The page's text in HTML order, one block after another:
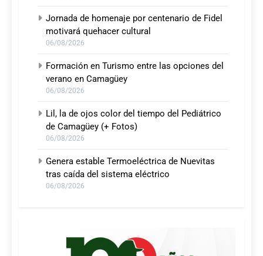
Jornada de homenaje por centenario de Fidel
motivará quehacer cultural
06/08/2026
Formación en Turismo entre las opciones del
verano en Camagüey
06/08/2026
Lil, la de ojos color del tiempo del Pediátrico
de Camagüey (+ Fotos)
06/08/2026
Genera estable Termoeléctrica de Nuevitas
tras caída del sistema eléctrico
06/08/2026